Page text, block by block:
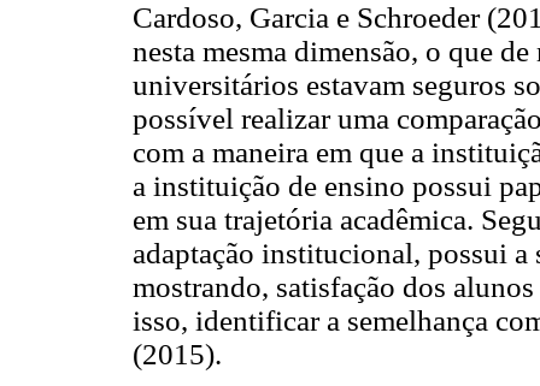
Cardoso, Garcia e Schroeder
nesta mesma dimensão, o que
universitários estavam seguros
possível realizar uma
com a maneira em que a
a instituição de ensino possui
em sua trajetória acadêmica.
adaptação institucional, possui a
mostrando, satisfação dos
isso, identificar a semelhança
(2015).